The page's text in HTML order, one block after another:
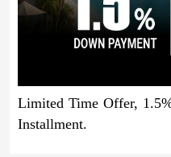
Limited Time Offer,
Installment.